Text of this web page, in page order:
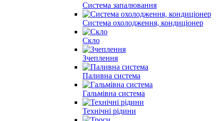
Система запалювання
Система охолодження, кондиціонер
Скло
Зчеплення
Паливна система
Гальмівна система
Технічні рідини